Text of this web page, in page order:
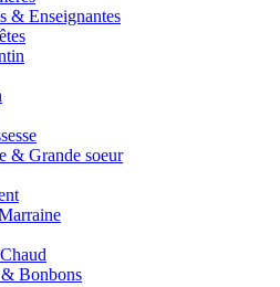
& Enseignantes
& Grande soeur
Bonbons